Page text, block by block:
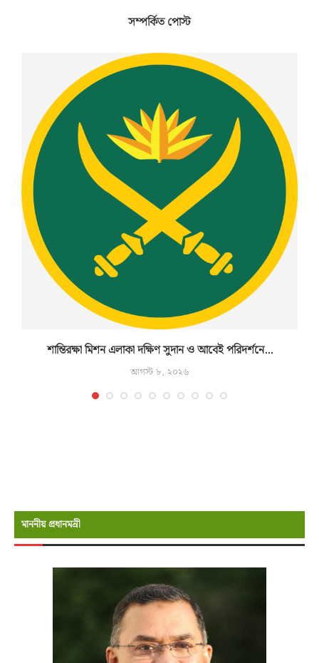
সম্পর্কিত পোস্ট
শান্তিরক্ষা মিশন এলাকা দক্ষিণ সুদান ও আবেই পরিদর্শনে...
আগস্ট ৮, ২০২৬
মাননীয় প্রধানমন্রী